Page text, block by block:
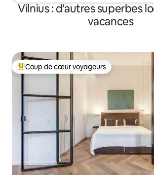
Vilnius : d'autres superbes
vacances
Coups de cœur voyageurs les plus
Coup de cœur voyageurs